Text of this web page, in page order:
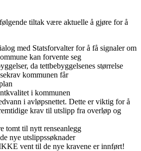
tiltak være aktuelle å gjøre for å
med Statsforvalter for å få signaler om
kan forvente seg​
da tettbebyggelsenes størrelse
kommunen får​
i kommunen
i avløpsnettet. Dette er viktig for å
krav til utslipp fra overløp og
tomt til nytt renseanlegg
nye utslippssøknader
vent til de nye kravene er innført!​